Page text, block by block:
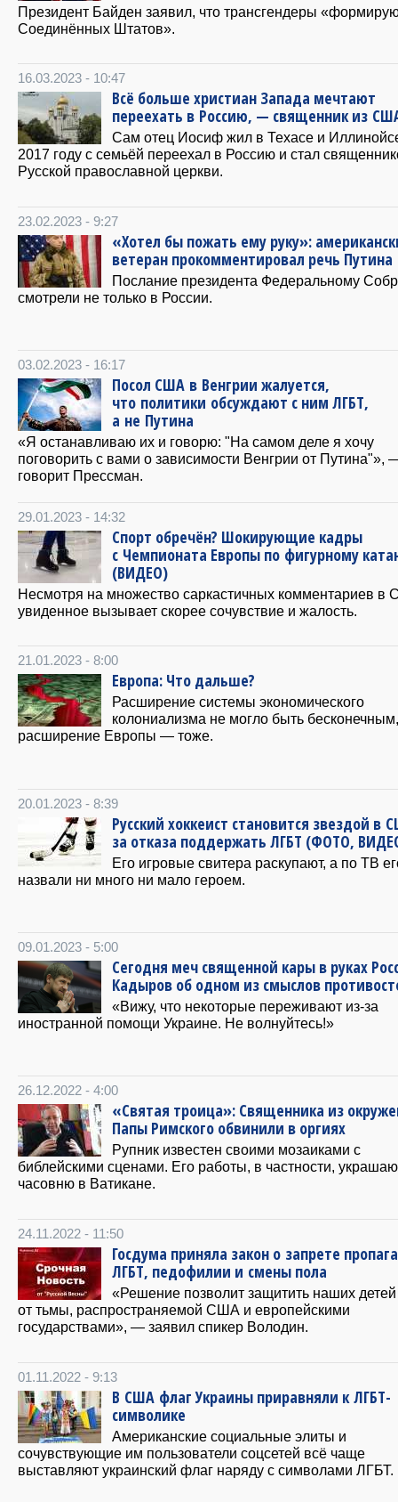
Президент Байден заявил, что трансгендеры
Соединённых Штатов».
16.03.2023 - 10:47
Всё больше христиан Запада мечтают
переехать в Россию, — священник из
Сам отец Иосиф жил в Техасе и
2017 году с семьёй переехал в Россию и стал
Русской православной церкви.
23.02.2023 - 9:27
«Хотел бы пожать ему руку»:
ветеран прокомментировал речь Путина
Послание президента Федеральному
смотрели не только в России.
03.02.2023 - 16:17
Посол США в Венгрии жалуется,
что политики обсуждают с ним ЛГБТ,
а не Путина
«Я останавливаю их и говорю: "На самом деле я хочу
поговорить с вами о зависимости Венгрии от Путина"»,
говорит Прессман.
29.01.2023 - 14:32
Спорт обречён? Шокирующие кадры
с Чемпионата Европы по фигурному
(ВИДЕО)
Несмотря на множество саркастичных комментариев в
увиденное вызывает скорее сочувствие и жалость.
21.01.2023 - 8:00
Европа: Что дальше?
Расширение системы экономического
колониализма не могло быть бесконечным,
расширение Европы — тоже.
20.01.2023 - 8:39
Русский хоккеист становится звездой в
за отказа поддержать ЛГБТ (ФОТО,
Его игровые свитера раскупают, а по ТВ
назвали ни много ни мало героем.
09.01.2023 - 5:00
Сегодня меч священной кары в руках
Кадыров об одном из смыслов
«Вижу, что некоторые переживают из-за
иностранной помощи Украине. Не волнуйтесь!»
26.12.2022 - 4:00
«Святая троица»: Священника из
Папы Римского обвинили в оргиях
Рупник известен своими мозаиками с
библейскими сценами. Его работы, в частности,
часовню в Ватикане.
24.11.2022 - 11:50
Госдума приняла закон о запрете
ЛГБТ, педофилии и смены пола
«Решение позволит защитить наших детей
от тьмы, распространяемой США и европейскими
государствами», — заявил спикер Володин.
01.11.2022 - 9:13
В США флаг Украины приравняли к ЛГБТ-
символике
Американские социальные элиты и
сочувствующие им пользователи соцсетей всё чаще
выставляют украинский флаг наряду с символами ЛГБТ.